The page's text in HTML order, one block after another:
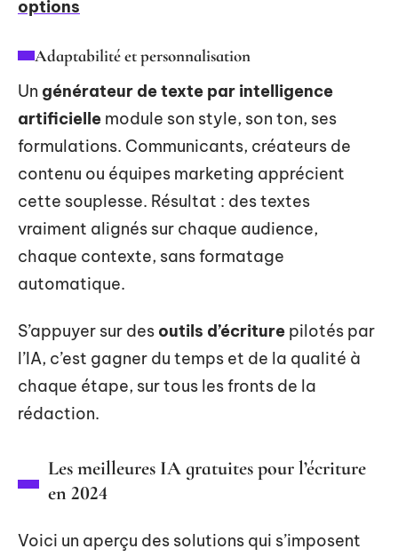
options
Adaptabilité et personnalisation
Un générateur de texte par intelligence
artificielle module son style, son ton, ses
formulations. Communicants, créateurs de
contenu ou équipes marketing apprécient
cette souplesse. Résultat : des textes
vraiment alignés sur chaque audience,
chaque contexte, sans formatage
automatique.
S’appuyer sur des outils d’écriture pilotés par
l’IA, c’est gagner du temps et de la qualité à
chaque étape, sur tous les fronts de la
rédaction.
Les meilleures IA gratuites pour l’écriture
en 2024
Voici un aperçu des solutions qui s’imposent